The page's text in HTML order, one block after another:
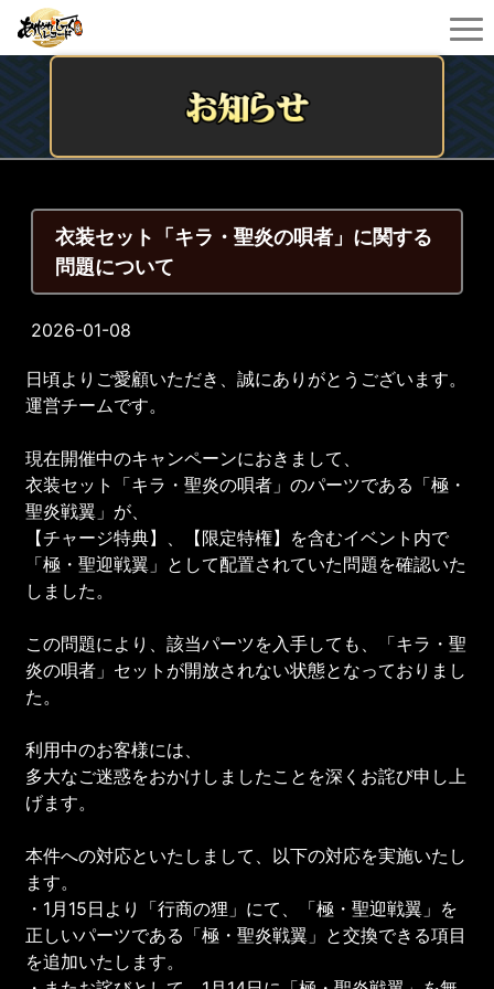
衣装セット「キラ・聖炎の唄者」に関する
問題について
2026-01-08
日頃よりご愛顧いただき、誠にありがとうございます。
運営チームです。
現在開催中のキャンペーンにおきまして、
衣装セット「キラ・聖炎の唄者」のパーツである「極・
聖炎戦翼」が、
【チャージ特典】、【限定特権】を含むイベント内で
「極・聖迎戦翼」として配置されていた問題を確認いた
しました。
この問題により、該当パーツを入手しても、「キラ・聖
炎の唄者」セットが開放されない状態となっておりまし
た。
利用中のお客様には、
多大なご迷惑をおかけしましたことを深くお詫び申し上
げます。
本件への対応といたしまして、以下の対応を実施いたし
ます。
・1月15日より「行商の狸」にて、「極・聖迎戦翼」を
正しいパーツである「極・聖炎戦翼」と交換できる項目
を追加いたします。